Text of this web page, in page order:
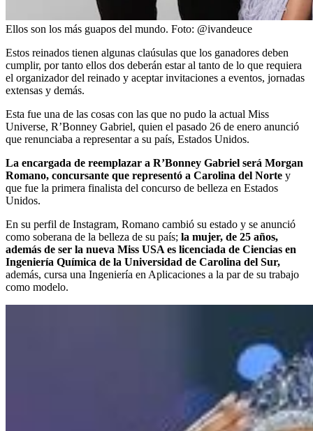
Ellos son los más guapos del mundo. Foto: @ivandeuce
Estos reinados tienen algunas claúsulas que los ganadores deben
cumplir, por tanto ellos dos deberán estar al tanto de lo que requiera
el organizador del reinado y aceptar invitaciones a eventos, jornadas
extensas y demás.
Esta fue una de las cosas con las que no pudo la actual Miss
Universe, R’Bonney Gabriel, quien el pasado 26 de enero anunció
que renunciaba a representar a su país, Estados Unidos.
La encargada de reemplazar a R’Bonney Gabriel será Morgan
Romano, concursante que representó a Carolina del Norte y
que fue la primera finalista del concurso de belleza en Estados
Unidos.
En su perfil de Instagram, Romano cambió su estado y se anunció
como soberana de la belleza de su país; la mujer, de 25 años,
además de ser la nueva Miss USA es licenciada de Ciencias en
Ingeniería Química de la Universidad de Carolina del Sur,
además, cursa una Ingeniería en Aplicaciones a la par de su trabajo
como modelo.